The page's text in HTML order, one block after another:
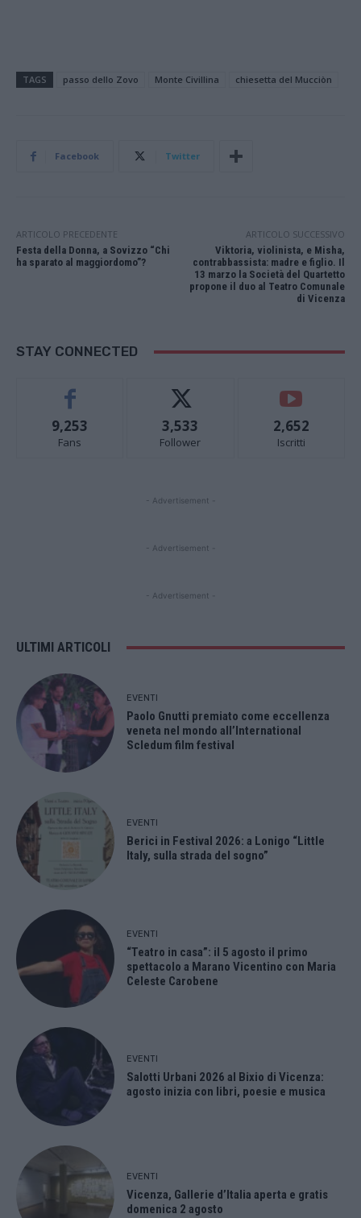
TAGS passo dello Zovo Monte Civillina chiesetta del Mucciòn
Facebook Twitter
ARTICOLO PRECEDENTE
Festa della Donna, a Sovizzo “Chi
ha sparato al maggiordomo”?
ARTICOLO SUCCESSIVO
Viktoria, violinista, e Misha,
contrabbassista: madre e figlio. Il
13 marzo la Società del Quartetto
propone il duo al Teatro Comunale
di Vicenza
STAY CONNECTED
9,253
Fans
3,533
Follower
2,652
Iscritti
- Advertisement -
- Advertisement -
- Advertisement -
ULTIMI ARTICOLI
EVENTI
Paolo Gnutti premiato come eccellenza
veneta nel mondo all’International
Scledum film festival
EVENTI
Berici in Festival 2026: a Lonigo “Little
Italy, sulla strada del sogno”
EVENTI
“Teatro in casa”: il 5 agosto il primo
spettacolo a Marano Vicentino con Maria
Celeste Carobene
EVENTI
Salotti Urbani 2026 al Bixio di Vicenza:
agosto inizia con libri, poesie e musica
EVENTI
Vicenza, Gallerie d’Italia aperta e gratis
domenica 2 agosto